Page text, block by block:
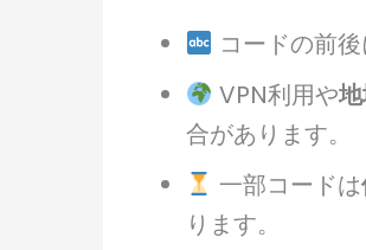
コードの前後
VPN利用や
合があります。
一部コードは
ります。